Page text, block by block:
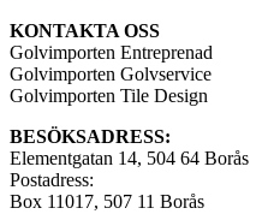
KONTAKTA OSS
Golvimporten Entreprenad
Golvimporten Golvservice
Golvimporten Tile Design
BESÖKSADRESS:
Elementgatan 14, 504 64 Borås
Postadress:
Box 11017, 507 11 Borås